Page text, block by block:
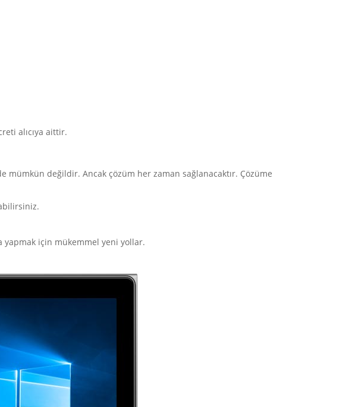
alıcıya aittir.
mümkün değildir. Ancak çözüm her zaman sağlanacaktır. Çözüme
yapmak için mükemmel yeni yollar.